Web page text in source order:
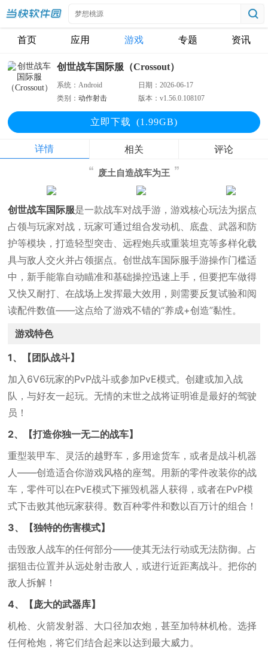
首页 应用 游戏 专题 资讯
创世战车国际服（Crossout）
系统：Android 日期：2026-06-17
类别：动作射击 版本：v1.56.0.108107
立即下载 (1.99GB)
详情 相关 评论
废土自造战车为王
创世战车国际服是一款战车对战手游，游戏核心玩法为据点
占领与玩家对战，玩家可通过组合发动机、底盘、武器和防
护等模块，打造轻型突击、远程炮兵或重装坦克等多样化载
具与敌人交火并占领据点。创世战车国际服手游操作门槛适
中，新手能靠自动瞄准和基础操控迅速上手，但要把车做得
又快又耐打、在战场上发挥最大效用，则需要反复试验和阅
读配件数值——这点给了游戏不错的“养成+创造”黏性。
游戏特色
1、【团队战斗】
加入6V6玩家的PvP战斗或参加PvE模式。创建或加入战
队，与好友一起玩。无情的末世之战将证明谁是最好的驾驶
员！
2、【打造你独一无二的战车】
重型装甲车、灵活的越野车，多用途货车，或者是战斗机器
人——创造适合你游戏风格的座驾。用新的零件改装你的战
车，零件可以在PvE模式下摧毁机器人获得，或者在PvP模
式下击败其他玩家获得。数百种零件和数以百万计的组合！
3、【独特的伤害模式】
击毁敌人战车的任何部分——使其无法行动或无法防御。占
据狙击位置并从远处射击敌人，或进行近距离战斗。把你的
敌人拆解！
4、【庞大的武器库】
机枪、火箭发射器、大口径加农炮，甚至加特林机枪。选择
任何枪炮，将它们结合起来以达到最大威力。